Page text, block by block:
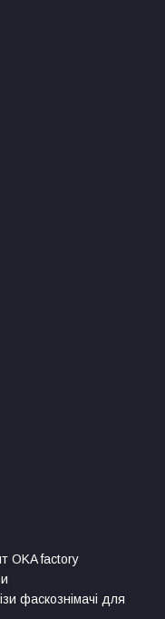
OKA factory
фаскознімачі для